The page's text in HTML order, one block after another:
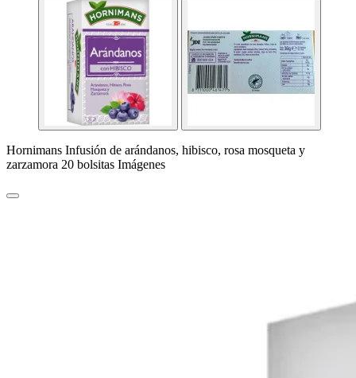
Hornimans Infusión de arándanos, hibisco, rosa mosqueta y
zarzamora 20 bolsitas Imágenes